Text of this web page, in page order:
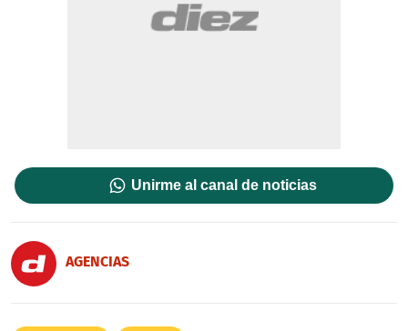
Unirme al canal de noticias
AGENCIAS